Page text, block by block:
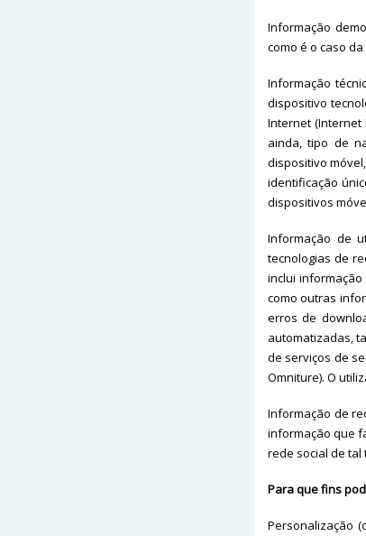
Informação
como é o caso
Informação
dispositivo
Internet
ainda, tipo de
dispositivo
identificação
dispositivos
Informação de
tecnologias de
inclui
como outras
erros de
automatizadas,
de serviços de
Omniture). O
Informação de
informação que
rede social de tal
Para que fins
Personalização